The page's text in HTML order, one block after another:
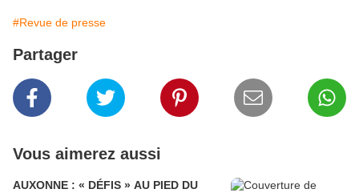
#Revue de presse
Partager
Vous aimerez aussi
AUXONNE : « DÉFIS » AU PIED DU